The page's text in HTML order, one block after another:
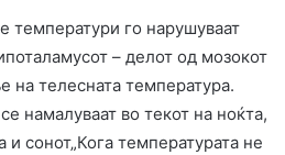
температури го нарушуваат
– делот од мозокот
на телесната температура.
намалуваат во текот на ноќта,
сонот„Кога температурата не